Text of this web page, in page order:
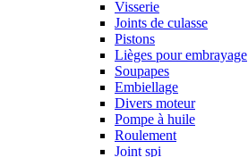
Visserie
Joints de culasse
Pistons
Lièges pour embrayage
Soupapes
Embiellage
Divers moteur
Pompe à huile
Roulement
Joint spi